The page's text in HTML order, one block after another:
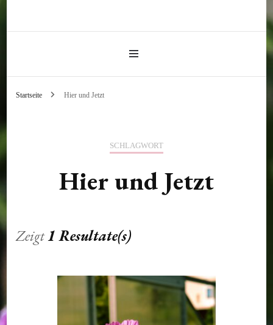
Startseite Hier und Jetzt
SCHLAGWORT
Hier und Jetzt
Zeigt1 Resultate(s)